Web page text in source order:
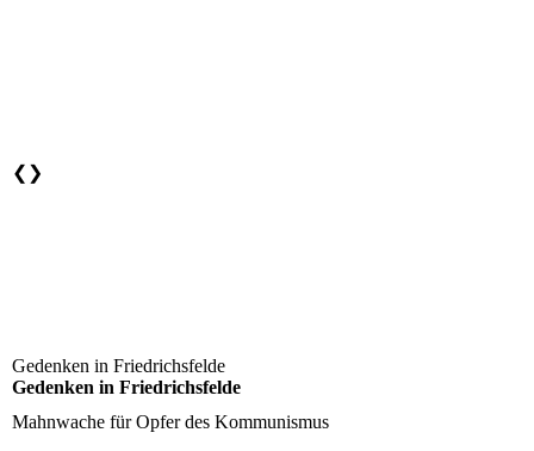
❮ ❯
Gedenken in Friedrichsfelde
Gedenken in Friedrichsfelde
Mahnwache für Opfer des Kommunismus